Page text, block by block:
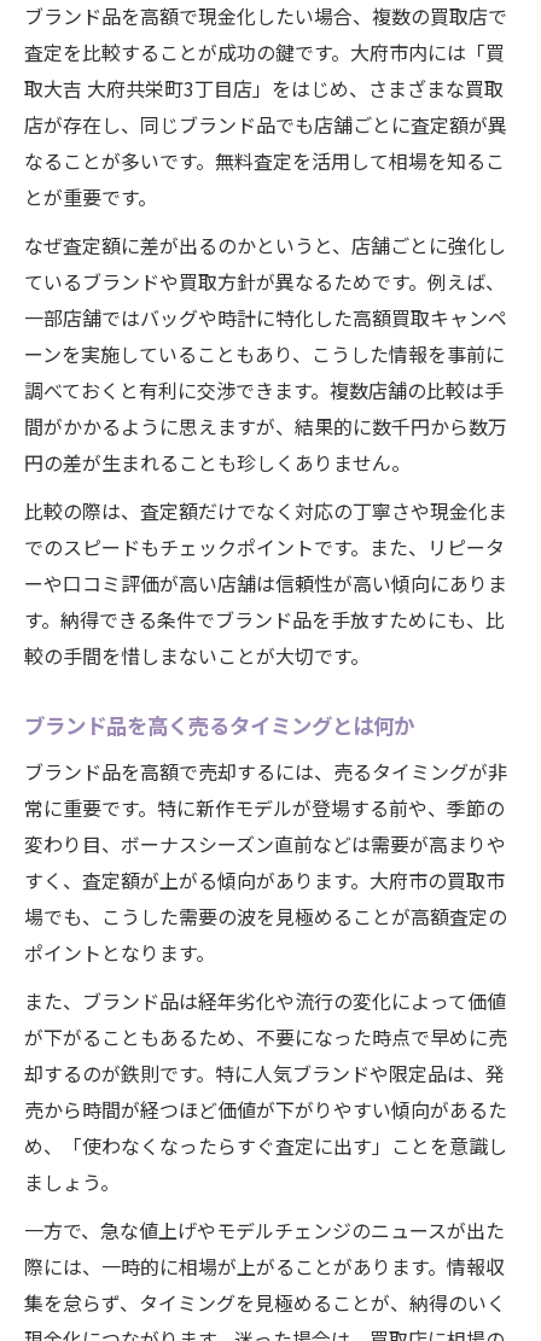
地域密着型ブランド品査定のメリットを解
説
大府市のブランド品需要と高額査定の関連
性
ブランド品買取の最新トレンドを知る大切
さ
ブランド品を高額で現金化したい場合、複数の買取店で
査定を比較することが成功の鍵です。大府市内には「買
取大吉 大府共栄町3丁目店」をはじめ、さまざまな買取
店が存在し、同じブランド品でも店舗ごとに査定額が異
なることが多いです。無料査定を活用して相場を知るこ
とが重要です。
なぜ査定額に差が出るのかというと、店舗ごとに強化し
ているブランドや買取方針が異なるためです。例えば、
一部店舗ではバッグや時計に特化した高額買取キャンペ
ーンを実施していることもあり、こうした情報を事前に
調べておくと有利に交渉できます。複数店舗の比較は手
間がかかるように思えますが、結果的に数千円から数万
円の差が生まれることも珍しくありません。
比較の際は、査定額だけでなく対応の丁寧さや現金化ま
でのスピードもチェックポイントです。また、リピータ
ーや口コミ評価が高い店舗は信頼性が高い傾向にありま
す。納得できる条件でブランド品を手放すためにも、比
較の手間を惜しまないことが大切です。
ブランド品を高く売るタイミングとは何か
ブランド品を高額で売却するには、売るタイミングが非
常に重要です。特に新作モデルが登場する前や、季節の
変わり目、ボーナスシーズン直前などは需要が高まりや
すく、査定額が上がる傾向があります。大府市の買取市
場でも、こうした需要の波を見極めることが高額査定の
ポイントとなります。
また、ブランド品は経年劣化や流行の変化によって価値
が下がることもあるため、不要になった時点で早めに売
却するのが鉄則です。特に人気ブランドや限定品は、発
売から時間が経つほど価値が下がりやすい傾向があるた
め、「使わなくなったらすぐ査定に出す」ことを意識し
ましょう。
一方で、急な値上げやモデルチェンジのニュースが出た
際には、一時的に相場が上がることがあります。情報収
集を怠らず、タイミングを見極めることが、納得のいく